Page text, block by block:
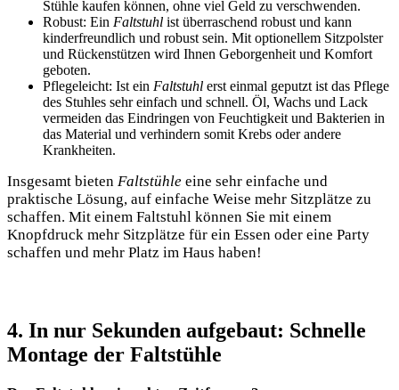
Stühle kaufen können, ohne viel Geld zu verschwenden.
Robust: Ein Faltstuhl ​ist überraschend robust⁣ und kann ​
kinderfreundlich⁣ und robust sein.‌ Mit optionellem​ Sitzpolster
‍und Rückenstützen wird Ihnen Geborgenheit ‌und Komfort
geboten.
Pflegeleicht: ‌Ist ein Faltstuhl erst einmal geputzt ist das Pflege
des Stuhles sehr einfach und schnell. Öl,⁣ Wachs und Lack
vermeiden⁣ das Eindringen ⁤von Feuchtigkeit und Bakterien in
‌das Material ⁢und verhindern somit Krebs oder andere
⁢Krankheiten.
Insgesamt bieten Faltstühle eine sehr einfache und
praktische Lösung, auf‍ einfache Weise mehr Sitzplätze zu
schaffen. Mit einem Faltstuhl können Sie mit einem
Knopfdruck‍ mehr Sitzplätze ‌für ein Essen oder eine Party⁤
schaffen und mehr Platz im Haus haben!
4. In nur Sekunden ⁢aufgebaut: Schnelle
Montage ‍der ‌Faltstühle